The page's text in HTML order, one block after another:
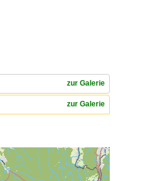
zur Galerie
zur Galerie